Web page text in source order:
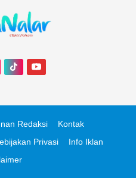
Redaksi
Kontak
Privasi
Info Iklan